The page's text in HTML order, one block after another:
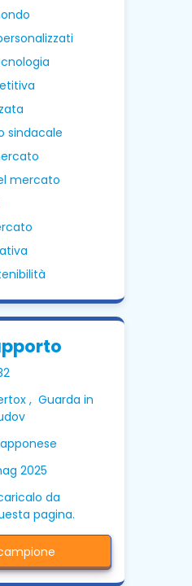
sindacale
mercato
, Guarda in
2025
da
pagina.